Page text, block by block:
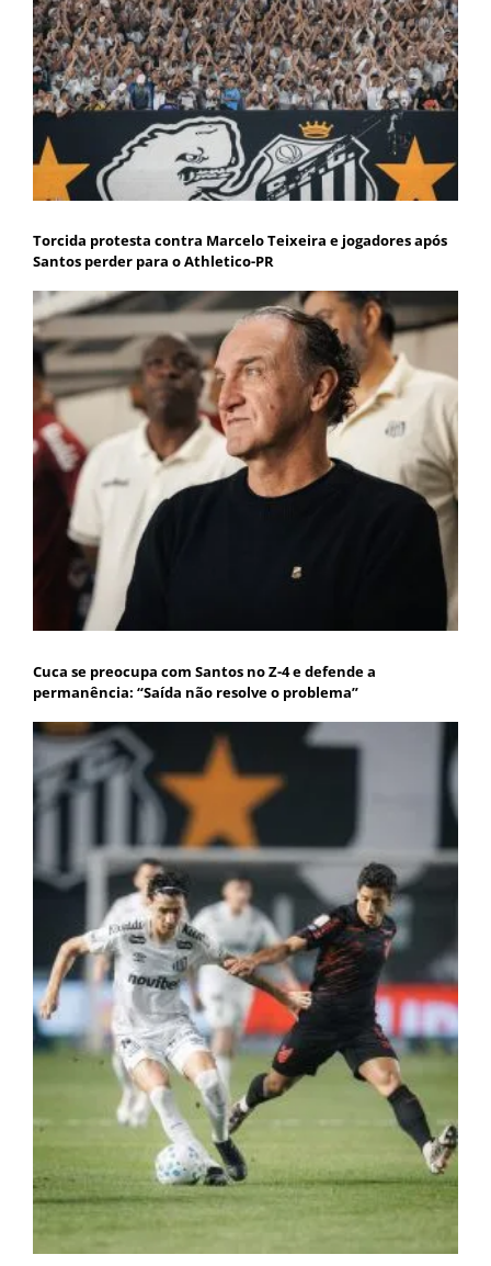
Torcida protesta contra Marcelo Teixeira e jogadores após
Santos perder para o Athletico-PR
Cuca se preocupa com Santos no Z-4 e defende a
permanência: “Saída não resolve o problema”